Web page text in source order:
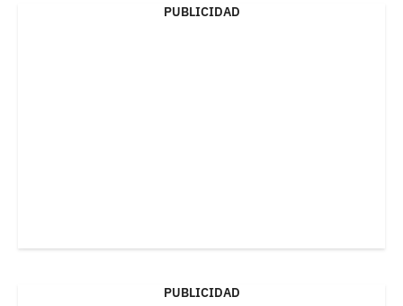
PUBLICIDAD
PUBLICIDAD